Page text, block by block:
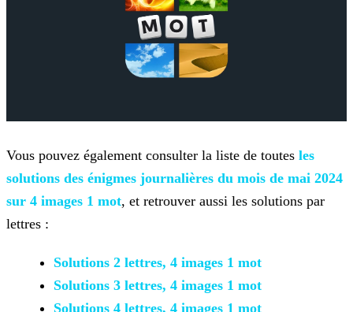
Vous pouvez également consulter la liste de toutes les
solutions des énigmes journalières du mois de mai 2024
sur 4 images 1 mot, et retrouver aussi les solutions par
lettres :
Solutions 2 lettres, 4 images 1 mot
Solutions 3 lettres, 4 images 1 mot
Solutions 4 lettres, 4 images 1 mot